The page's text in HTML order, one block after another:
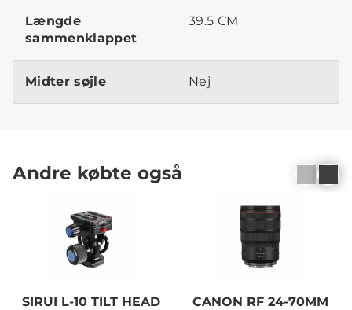
Længde
sammenklappet
39.5 CM
Midter søjle Nej
Andre købte også
SIRUI L-10 TILT HEAD
CANON RF 24-70MM